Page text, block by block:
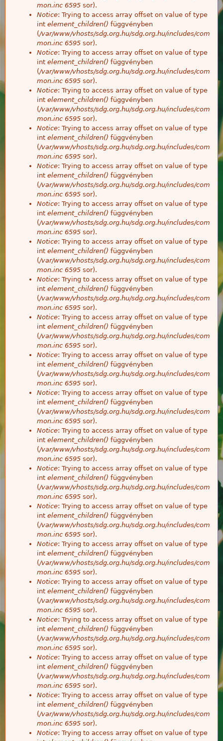
mon.inc 6595 sor).
Notice: Trying to access array offset on value of type
int element_children() függvényben
(/var/www/vhosts/sdg.org.hu/sdg.org.hu/includes/com
mon.inc 6595 sor).
Notice: Trying to access array offset on value of type
int element_children() függvényben
(/var/www/vhosts/sdg.org.hu/sdg.org.hu/includes/com
mon.inc 6595 sor).
Notice: Trying to access array offset on value of type
int element_children() függvényben
(/var/www/vhosts/sdg.org.hu/sdg.org.hu/includes/com
mon.inc 6595 sor).
Notice: Trying to access array offset on value of type
int element_children() függvényben
(/var/www/vhosts/sdg.org.hu/sdg.org.hu/includes/com
mon.inc 6595 sor).
Notice: Trying to access array offset on value of type
int element_children() függvényben
(/var/www/vhosts/sdg.org.hu/sdg.org.hu/includes/com
mon.inc 6595 sor).
Notice: Trying to access array offset on value of type
int element_children() függvényben
(/var/www/vhosts/sdg.org.hu/sdg.org.hu/includes/com
mon.inc 6595 sor).
Notice: Trying to access array offset on value of type
int element_children() függvényben
(/var/www/vhosts/sdg.org.hu/sdg.org.hu/includes/com
mon.inc 6595 sor).
Notice: Trying to access array offset on value of type
int element_children() függvényben
(/var/www/vhosts/sdg.org.hu/sdg.org.hu/includes/com
mon.inc 6595 sor).
Notice: Trying to access array offset on value of type
int element_children() függvényben
(/var/www/vhosts/sdg.org.hu/sdg.org.hu/includes/com
mon.inc 6595 sor).
Notice: Trying to access array offset on value of type
int element_children() függvényben
(/var/www/vhosts/sdg.org.hu/sdg.org.hu/includes/com
mon.inc 6595 sor).
Notice: Trying to access array offset on value of type
int element_children() függvényben
(/var/www/vhosts/sdg.org.hu/sdg.org.hu/includes/com
mon.inc 6595 sor).
Notice: Trying to access array offset on value of type
int element_children() függvényben
(/var/www/vhosts/sdg.org.hu/sdg.org.hu/includes/com
mon.inc 6595 sor).
Notice: Trying to access array offset on value of type
int element_children() függvényben
(/var/www/vhosts/sdg.org.hu/sdg.org.hu/includes/com
mon.inc 6595 sor).
Notice: Trying to access array offset on value of type
int element_children() függvényben
(/var/www/vhosts/sdg.org.hu/sdg.org.hu/includes/com
mon.inc 6595 sor).
Notice: Trying to access array offset on value of type
int element_children() függvényben
(/var/www/vhosts/sdg.org.hu/sdg.org.hu/includes/com
mon.inc 6595 sor).
Notice: Trying to access array offset on value of type
int element_children() függvényben
(/var/www/vhosts/sdg.org.hu/sdg.org.hu/includes/com
mon.inc 6595 sor).
Notice: Trying to access array offset on value of type
int element_children() függvényben
(/var/www/vhosts/sdg.org.hu/sdg.org.hu/includes/com
mon.inc 6595 sor).
Notice: Trying to access array offset on value of type
int element_children() függvényben
(/var/www/vhosts/sdg.org.hu/sdg.org.hu/includes/com
mon.inc 6595 sor).
Notice: Trying to access array offset on value of type
int element_children() függvényben
(/var/www/vhosts/sdg.org.hu/sdg.org.hu/includes/com
mon.inc 6595 sor).
Notice: Trying to access array offset on value of type